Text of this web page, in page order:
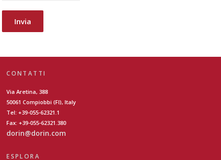
Invia
CONTATTI
Via Aretina, 388
50061 Compiobbi (FI), Italy
Tel: +39-055-62321.1
Fax: +39-055-62321.380
dorin@dorin.com
ESPLORA